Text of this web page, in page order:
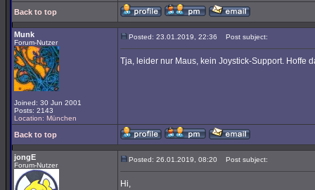
Back to top
Munk
Forum-Nutzer
Joined: 30 Jun 2001
Posts: 2143
Location: München
Posted: 23.01.2019, 22:36 Post subject:
Tja, leider nur Maus, kein Joystick-Support. Hoffe
Back to top
jongE
Forum-Nutzer
Posted: 26.01.2019, 08:20 Post subject:
Hi,